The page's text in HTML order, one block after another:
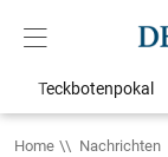
Teckbotenpokal
Home Nachrichten